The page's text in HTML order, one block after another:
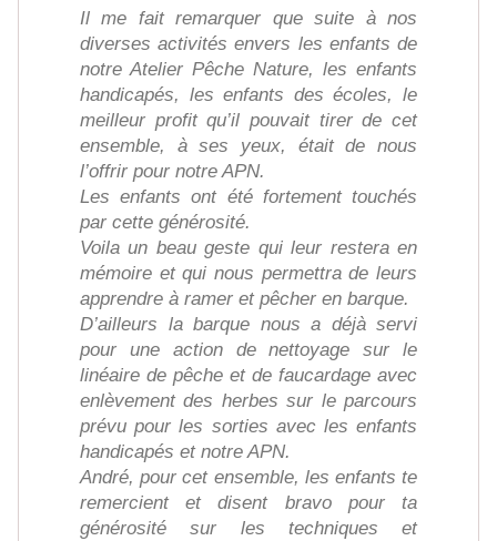
Il me fait remarquer que suite à nos
diverses activités envers les enfants de
notre Atelier Pêche Nature, les enfants
handicapés, les enfants des écoles, le
meilleur profit qu’il pouvait tirer de cet
ensemble, à ses yeux, était de nous
l’offrir pour notre APN.
Les enfants ont été fortement touchés
par cette générosité.
Voila un beau geste qui leur restera en
mémoire et qui nous permettra de leurs
apprendre à ramer et pêcher en barque.
D’ailleurs la barque nous a déjà servi
pour une action de nettoyage sur le
linéaire de pêche et de faucardage avec
enlèvement des herbes sur le parcours
prévu pour les sorties avec les enfants
handicapés et notre APN.
André, pour cet ensemble, les enfants te
remercient et disent bravo pour ta
générosité sur les techniques et